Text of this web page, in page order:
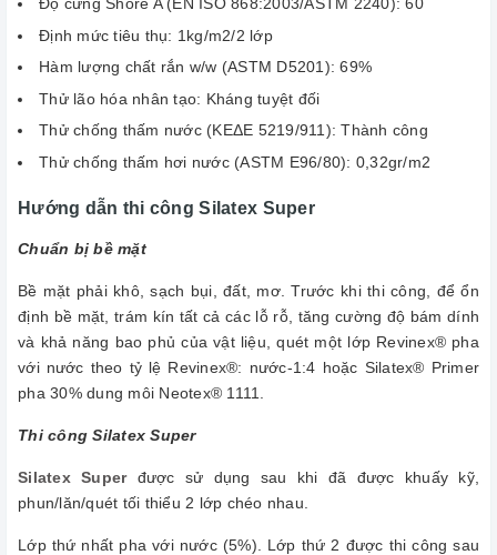
Định mức tiêu thụ: 1kg/m2/2 lớp
Hàm lượng chất rắn w/w (ASTM D5201): 69%
Thử lão hóa nhân tạo: Kháng tuyệt đối
Thử chống thấm nước (ΚΕΔΕ 5219/911): Thành công
Thử chống thấm hơi nước (ASTM E96/80): 0,32gr/m2
Hướng dẫn thi công Silatex Super
Chuẩn bị bề mặt
Bề mặt phải khô, sạch bụi, đất, mơ. Trước khi thi công, để ổn
định bề mặt, trám kín tất cả các lỗ rỗ, tăng cường độ bám dính
và khả năng bao phủ của vật liệu, quét một lớp Revinex® pha
với nước theo tỷ lệ Revinex®: nước-1:4 hoặc Silatex® Primer
pha 30% dung môi Neotex® 1111.
Thi công Silatex Super
Silatex Superđược sử dụng sau khi đã được khuấy kỹ,
phun/lăn/quét tối thiểu 2 lớp chéo nhau.
Lớp thứ nhất pha với nước (5%). Lớp thứ 2 được thi công sau